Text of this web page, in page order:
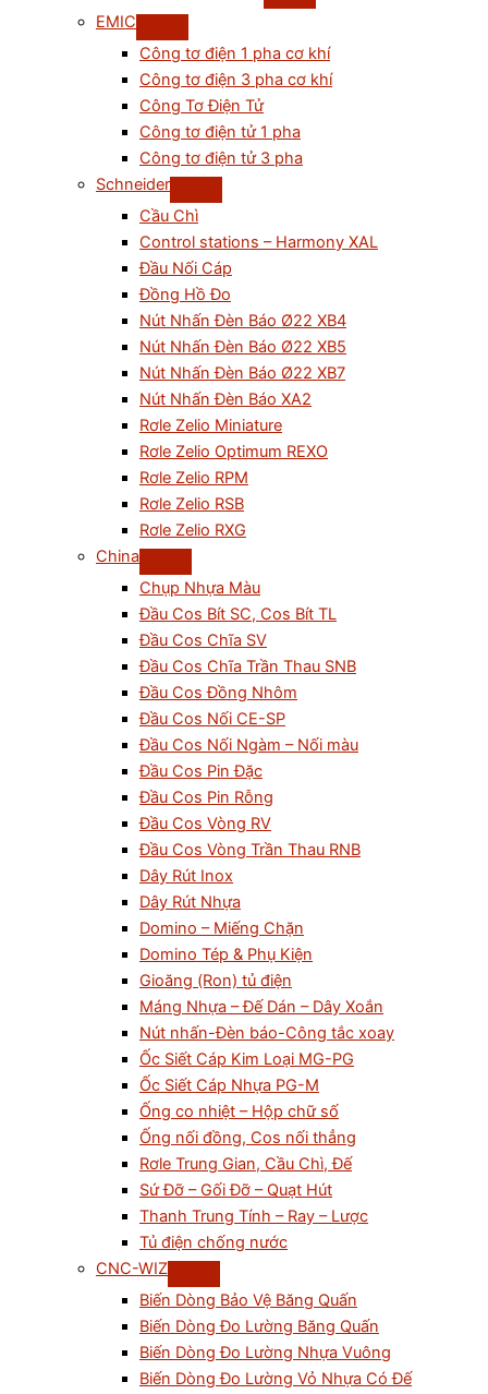
EMIC
Công tơ điện 1 pha cơ khí
Công tơ điện 3 pha cơ khí
Công Tơ Điện Tử
Công tơ điện tử 1 pha
Công tơ điện tử 3 pha
Schneider
Cầu Chì
Control stations – Harmony XAL
Đầu Nối Cáp
Đồng Hồ Đo
Nút Nhấn Đèn Báo Ø22 XB4
Nút Nhấn Đèn Báo Ø22 XB5
Nút Nhấn Đèn Báo Ø22 XB7
Nút Nhấn Đèn Báo XA2
Rơle Zelio Miniature
Rơle Zelio Optimum REXO
Rơle Zelio RPM
Rơle Zelio RSB
Rơle Zelio RXG
China
Chụp Nhựa Màu
Đầu Cos Bít SC, Cos Bít TL
Đầu Cos Chĩa SV
Đầu Cos Chĩa Trần Thau SNB
Đầu Cos Đồng Nhôm
Đầu Cos Nối CE-SP
Đầu Cos Nối Ngàm – Nối màu
Đầu Cos Pin Đặc
Đầu Cos Pin Rỗng
Đầu Cos Vòng RV
Đầu Cos Vòng Trần Thau RNB
Dây Rút Inox
Dây Rút Nhựa
Domino – Miếng Chặn
Domino Tép & Phụ Kiện
Gioăng (Ron) tủ điện
Máng Nhựa – Đế Dán – Dây Xoắn
Nút nhấn-Đèn báo-Công tắc xoay
Ốc Siết Cáp Kim Loại MG-PG
Ốc Siết Cáp Nhựa PG-M
Ống co nhiệt – Hộp chữ số
Ống nối đồng, Cos nối thẳng
Rơle Trung Gian, Cầu Chì, Đế
Sứ Đỡ – Gối Đỡ – Quạt Hút
Thanh Trung Tính – Ray – Lược
Tủ điện chống nước
CNC-WIZ
Biến Dòng Bảo Vệ Băng Quấn
Biến Dòng Đo Lường Băng Quấn
Biến Dòng Đo Lường Nhựa Vuông
Biến Dòng Đo Lường Vỏ Nhựa Có Đế